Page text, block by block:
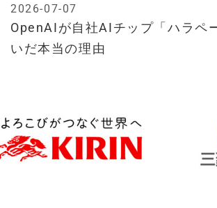
OpenAIが自社AIチップ「ハラペ
いだ本当の理由
2026-07-07